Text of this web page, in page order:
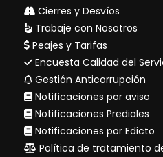
Cierres y Desvíos
Trabaje con Nosotros
Peajes y Tarifas
Encuesta Calidad del
Gestión Anticorrupción
Notificaciones por aviso
Notificaciones Prediales
Notificaciones por Edicto
Política de tratamiento